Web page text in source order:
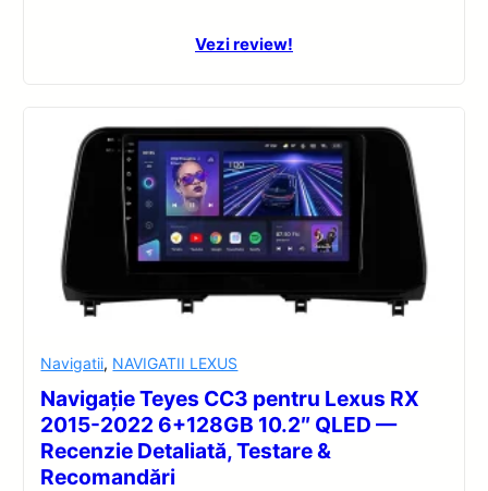
Vezi review!
Navigatii, NAVIGATII LEXUS
Navigație Teyes CC3 pentru Lexus RX
2015-2022 6+128GB 10.2″ QLED —
Recenzie Detaliată, Testare &
Recomandări